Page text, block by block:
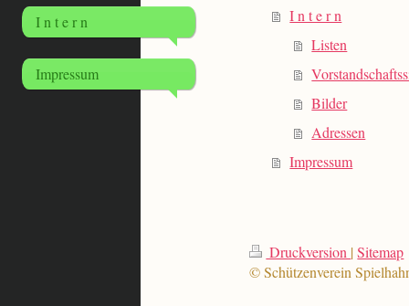
I n t e r n
Impressum
I n t e r n
Listen
Bilder
Adressen
Impressum
Druckversion | Sitemap
© Schützenverein